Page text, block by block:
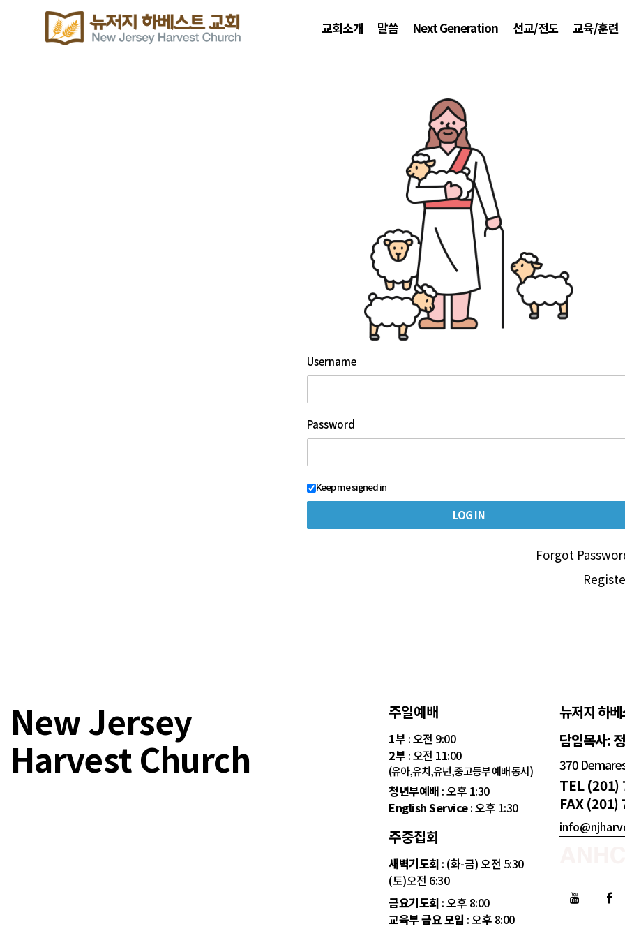
교회소개 말씀 Next Generation 선교/전도 교육/훈련
Username
Password
Keep me signed in
Forgot
New Jersey
Harvest Church
주일예배
1부 : 오전 9:00
2부 : 오전 11:00
(유아,유치,유년,중고등부 예배 동시)
청년부예배 : 오후 1:30
English Service: 오후 1:30
주중집회
새벽기도회 : (화-금) 오전 5:30
(토)오전 6:30
금요기도회 : 오후 8:00
교육부 금요 모임 : 오후 8:00
뉴저지 하
담임목사:
370
TEL (201)
FAX (201)